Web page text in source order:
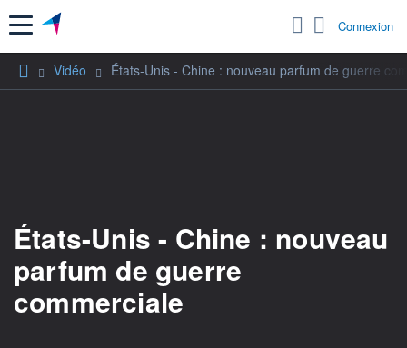
Menu Connexion
Vidéo États-Unis - Chine : nouveau parfum de guerre
États-Unis - Chine : nouveau
parfum de guerre
commerciale